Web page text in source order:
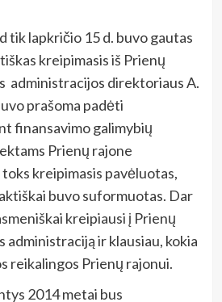
tik lapkričio 15 d. buvo gautas
kreipimasis iš Prienų
administracijos direktoriaus A.
prašoma padėti
finansavimo galimybių
Prienų rajone
kreipimasis pavėluotas,
buvo suformuotas. Dar
kreipiausi į Prienų
administraciją ir klausiau, kokia
reikalingos Prienų rajonui.
2014 metai bus